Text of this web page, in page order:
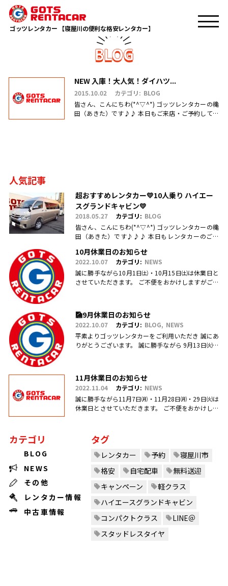
ゴッツレンタカー 【寝屋川の便利な格安レンタカー】
TOP 販売 入庫
NEW 入庫！大人気！ダイハツ...
2015.10.02 カテゴリ: BLOG
皆さん、こんにちわ(*^▽^*) ゴッツレンタカーの穐
田（あきた）です♪♪ 本日もご来店・ご予約して頂
人気記事
超おすすめレンタカー💛10人乗り ハイエー
スグランドキャビン💛
2018.05.27 カテゴリ: BLOG
皆さん、こんにちわ(*^▽^*) ゴッツレンタカーの穐
田（あきた）です♪♪♪ 本日もレンタカーのご利
りがとうございます(.....
10月休業日のお知らせ
2022.10.07 カテゴリ: NEWS
誠に勝手ながら10月1日㈯・10月15日㈯は休業日と
させていただきます。 ご不便をおかけしますがご理
🎑9月休業日のお知らせ
2022.10.07 カテゴリ: BLOG
NEWS
平素よりゴッツレンタカーをご利用いただき 誠にあ
りがとうございます。 誠に勝手ながら 9月13日㈫・
11月休業日のお知らせ
2022.11.04 カテゴリ: NEWS
誠に勝手ながら11月7日㈪・11月28日㈪・29日㈫は
休業日とさせていただきます。 ご不便をおかけしま
カテゴリ
BLOG
NEWS
その他
レンタカー情報
中古車情報
タグ
レンタカー 予約
寝屋川市
格安
自宅配車
無料送迎
キャンペーン
軽クラス
ハイエースグランドキャビン
コンパクトクラス
LINE＠
スタッドレスタイヤ